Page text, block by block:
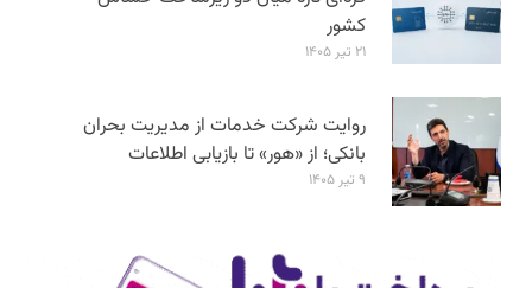
کشور
۲۱ تیر ۱۴۰۵
روایت شرکت خدمات از مدیریت بحران
بانکی؛ از «هور» تا بازیابی اطلاعات
۹ تیر ۱۴۰۵